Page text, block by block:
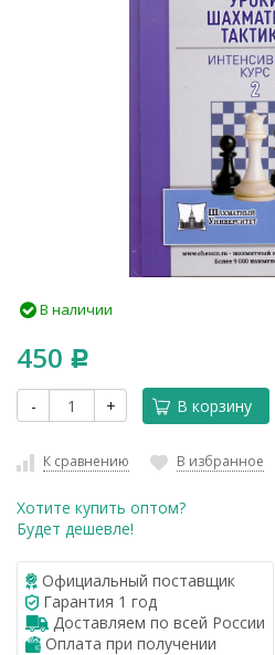
В наличии
450 Р
- + В корзину
К сравнению В избранное
Хотите купить оптом?
Будет дешевле!
Официальный поставщик
Гарантия 1 год
Доставляем по всей России
Оплата при получении